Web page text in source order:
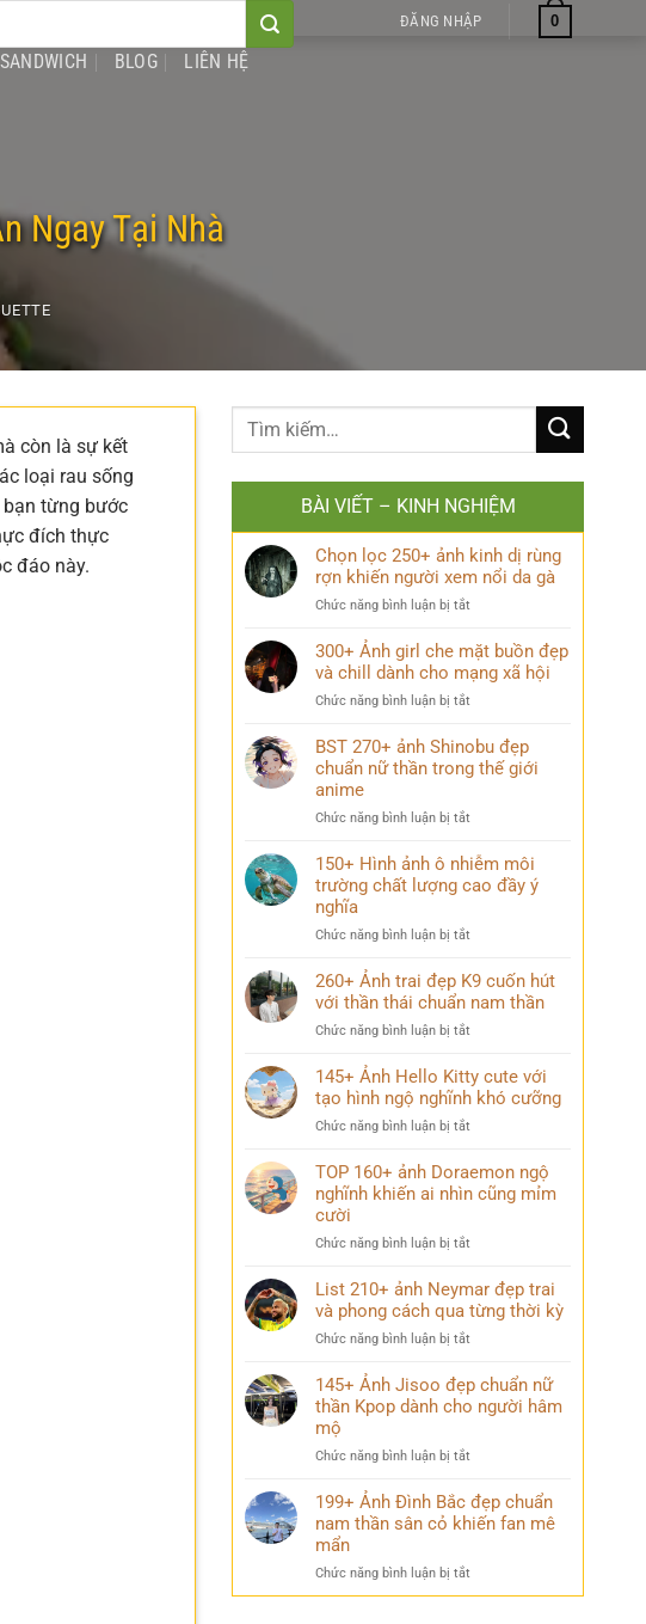
ĐĂNG NHẬP 0
SANDWICH BLOG LIÊN HỆ
Ngay Tại Nhà
còn là sự kết
loại rau sống
từng bước
đích thực
đáo này.
BÀI VIẾT – KINH NGHIỆM
Chọn lọc 250+ ảnh kinh dị rùng
rợn khiến người xem nổi da gà
Chức năng bình luận bị tắt
lọc
250+
ảnh
kinh
rùng
rợn
xem
da
gà
300+ Ảnh girl che mặt buồn đẹp
và chill dành cho mạng xã hội
Chức năng bình luận bị tắt
Ảnh
girl
che
buồn
và
chill
mạng
hội
BST 270+ ảnh Shinobu đẹp
chuẩn nữ thần trong thế giới
anime
Chức năng bình luận bị tắt
270+
chuẩn
thần
trong
giới
150+ Hình ảnh ô nhiễm môi
trường chất lượng cao đầy ý
nghĩa
Chức năng bình luận bị tắt
Hình
nhiễm
trường
chất
ý
nghĩa
260+ Ảnh trai đẹp K9 cuốn hút
với thần thái chuẩn nam thần
Chức năng bình luận bị tắt
Ảnh
trai
K9
hút
với
chuẩn
thần
145+ Ảnh Hello Kitty cute với
tạo hình ngộ nghĩnh khó cưỡng
Chức năng bình luận bị tắt
Ảnh
Hello
với
hình
ngộ
khó
TOP 160+ ảnh Doraemon ngộ
nghĩnh khiến ai nhìn cũng mỉm
cười
Chức năng bình luận bị tắt
160+
ảnh
Doraemon
ngộ
khiến
ai
mỉm
List 210+ ảnh Neymar đẹp trai
và phong cách qua từng thời kỳ
Chức năng bình luận bị tắt
210+
Neymar
trai
phong
cách
thời
kỳ
145+ Ảnh Jisoo đẹp chuẩn nữ
thần Kpop dành cho người hâm
mộ
Chức năng bình luận bị tắt
Ảnh
Jisoo
nữ
thần
199+ Ảnh Đình Bắc đẹp chuẩn
nam thần sân cỏ khiến fan mê
mẩn
Chức năng bình luận bị tắt
199+